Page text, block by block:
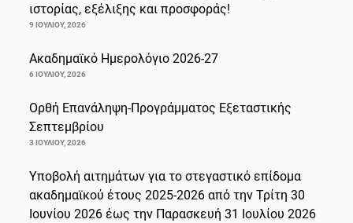
ιστορίας, εξέλιξης και προσφοράς!
9 ΙΟΥΛΊΟΥ, 2026
Ακαδημαϊκό Ημερολόγιο 2026-27
6 ΙΟΥΛΊΟΥ, 2026
Ορθή Επανάληψη-Προγράμματος Εξεταστικής
Σεπτεμβρίου
3 ΙΟΥΛΊΟΥ, 2026
Υποβολή αιτημάτων για το στεγαστικό επίδομα
ακαδημαϊκού έτους 2025-2026 από την Τρίτη 30
Ιουνίου 2026 έως την Παρασκευή 31 Ιουλίου 2026